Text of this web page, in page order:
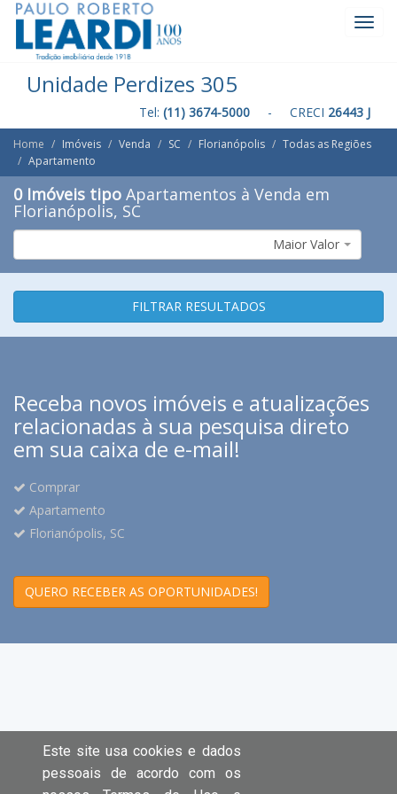
Unidade Perdizes 305
Tel: (11) 3674-5000 - CRECI 26443 J
Home Imóveis Venda SC Florianópolis
Todas as Regiões
Apartamento
0 Imóveis tipo Apartamentos à Venda em
Florianópolis, SC
Maior Valor
FILTRAR RESULTADOS
Receba novos imóveis e atualizações
relacionadas à sua pesquisa direto
em sua caixa de e-mail!
Comprar
Apartamento
Florianópolis, SC
QUERO RECEBER AS OPORTUNIDADES!
Este site usa cookies e dados
pessoais de acordo com os